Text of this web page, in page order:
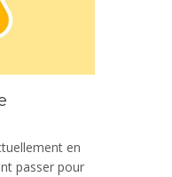
en
passer pour